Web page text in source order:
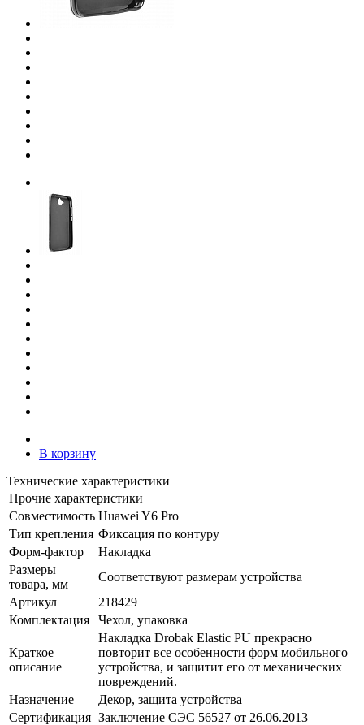
В корзину
Технические характеристики
Прочие характеристики
Совместимость Huawei Y6 Pro
Тип крепления Фиксация по контуру
Форм-фактор
Накладка
Размеры
товара, мм
Соответствуют размерам устройства
Артикул
218429
Комплектация
Чехол, упаковка
Краткое
описание
Накладка Drobak Elastic PU прекрасно
повторит все особенности форм мобильного
устройства, и защитит его от механических
повреждений.
Назначение
Декор, защита устройства
Сертификация Заключение СЭС 56527 от 26.06.2013